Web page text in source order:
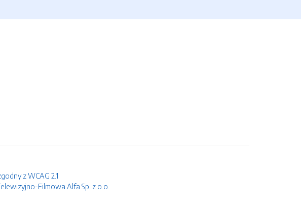
z WCAG 2.1
Filmowa Alfa Sp. z o.o.